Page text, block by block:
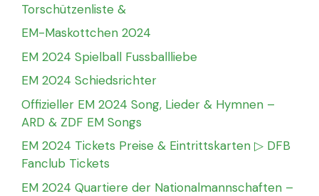
Torschützenliste &
EM-Maskottchen 2024
EM 2024 Spielball Fussballliebe
EM 2024 Schiedsrichter
Offizieller EM 2024 Song, Lieder & Hymnen –
ARD & ZDF EM Songs
EM 2024 Tickets Preise & Eintrittskarten ▷ DFB
Fanclub Tickets
EM 2024 Quartiere der Nationalmannschaften –